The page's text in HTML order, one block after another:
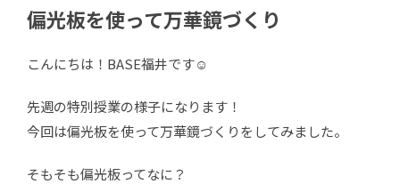
偏光板を使って万華鏡づくり
こんにちは！BASE福井です☺
先週の特別授業の様子になります！
今回は偏光板を使って万華鏡づくりをしてみました。
そもそも偏光板ってなに？